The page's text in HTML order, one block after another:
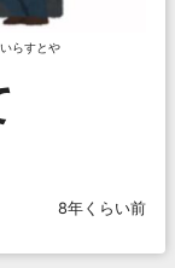
らすとや
8年くらい前